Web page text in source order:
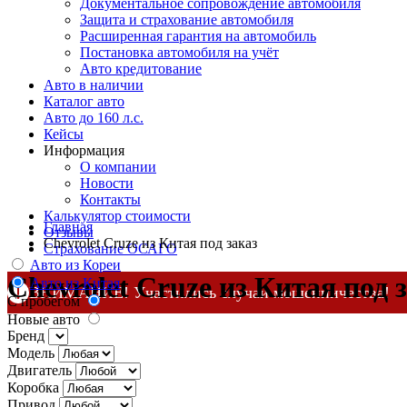
Документальное сопровождение автомобиля
Защита и страхование автомобиля
Расширенная гарантия на автомобиль
Постановка автомобиля на учёт
Авто кредитование
Авто в наличии
Каталог авто
Авто до 160 л.с.
Кейсы
Информация
О компании
Новости
Контакты
Калькулятор стоимости
Отзывы
Страхование ОСАГО
ВНИМАНИЕ! Участились случаи мошенничества!
Компания DSS Group принимает оплату за свои
по официальным
Главная
Chevrolet Cruze из Китая под заказ
Chevrolet Cruze из Китая под
Авто из Кореи
Авто из Китая
С пробегом
Новые авто
Бренд
Модель
Двигатель
Коробка